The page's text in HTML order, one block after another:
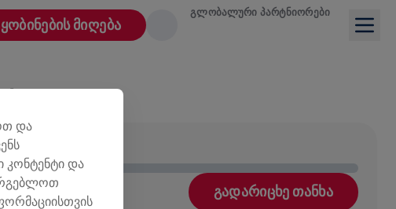
ᲛᲘᲦᲔᲑᲐ
ᲒᲚᲝᲑᲐᲚᲣᲠᲘ ᲞᲐᲠᲢᲜᲘᲝᲠᲔᲑᲘ
ᲒᲐᲓᲐᲠᲘᲪᲮᲔ ᲗᲐᲜᲮᲐ
და
კონტენტი და